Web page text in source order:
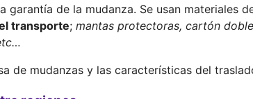
garantía de la mudanza. Se usan materiales
transporte; mantas protectoras, cartón
de mudanzas y las características del